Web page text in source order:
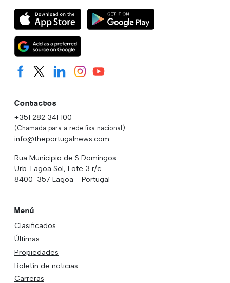
Contactos
+351 282 341 100
(Chamada para a rede fixa nacional)
info@theportugalnews.com
Rua Municipio de S Domingos
Urb. Lagoa Sol, Lote 3 r/c
8400-357 Lagoa - Portugal
Menú
Clasificados
Últimas
Propiedades
Boletín de noticias
Carreras